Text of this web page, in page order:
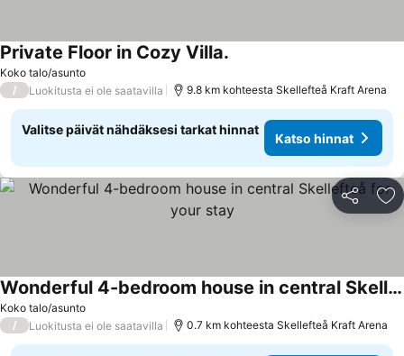
Koko talo/asunto
Private Floor in Cozy Villa.
/ Luokitusta ei ole saatavilla 9.8 km kohteesta Skellefteå Kraft Arena
Valitse päivät nähdäksesi tarkat hinnat
Katso hinnat
Jaa
Koko talo/asunto
Wonderful 4-bedroom house in central Skellefteå for your stay
Katso hinnat
/ Luokitusta ei ole saatavilla 0.7 km kohteesta Skellefteå Kraft Arena